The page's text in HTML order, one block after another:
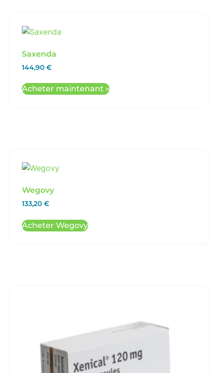
Saxenda
144,90 €
Acheter maintenant »
Wegovy
133,20 €
Acheter Wegovy